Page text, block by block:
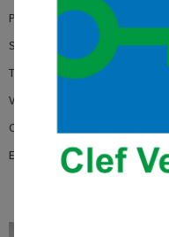
Paperboard
Système son
Télévision écran plat
Vidéoprojecteur
Climatisation
Eau minérale